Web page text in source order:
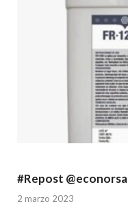
#Repost @econorsa
2 marzo 2023